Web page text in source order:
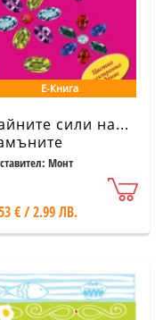
Е-Книга
сили на...
Монт
€ / 2.99 ЛВ.